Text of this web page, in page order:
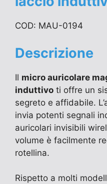
COD: MAU-0194
Descrizione
Il micro auricolare
induttivo ti offre un
segreto e affidabile.
invia potenti segnali
auricolari invisibili
volume è facilmente
rotellina.
Rispetto a molti